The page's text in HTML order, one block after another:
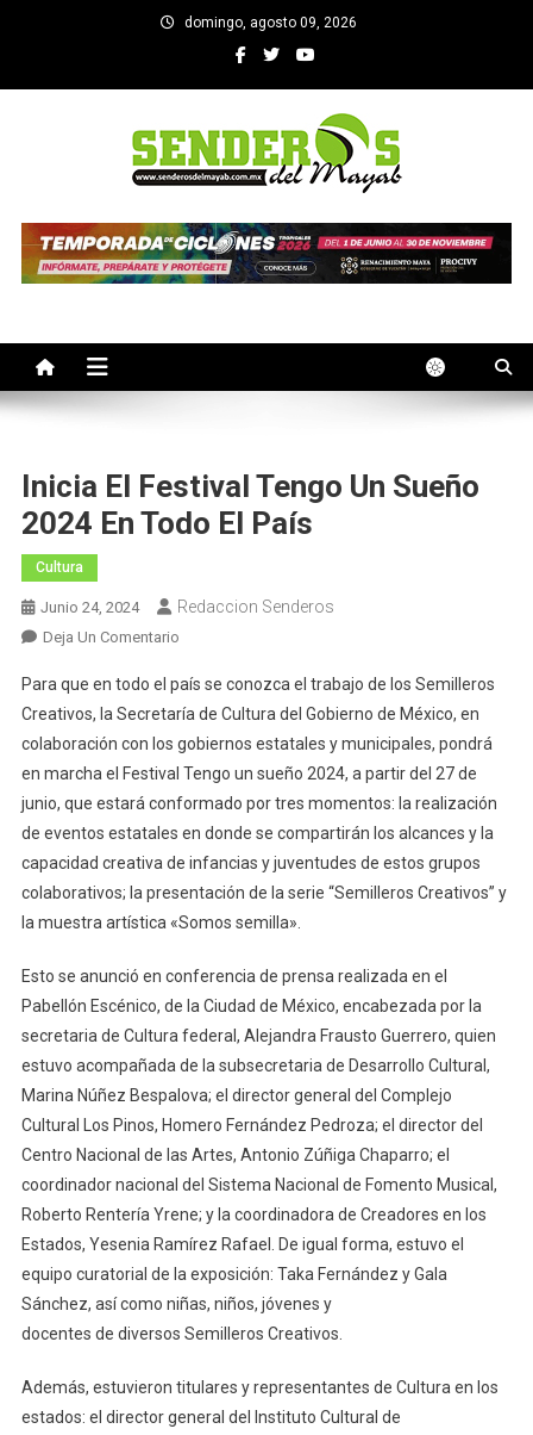
domingo, agosto 09, 2026
SENDEROS DEL MAYAB
Inicia El Festival Tengo Un Sueño
2024 En Todo El País
Cultura
Junio 24, 2024 Redaccion Senderos
Deja Un ComentarioEn
El
Festival
Tengo
Un
Sueño
2024
En
Para que en todo el país se conozca el trabajo de los Semilleros
Creativos, la Secretaría de Cultura del Gobierno de México, en
colaboración con los gobiernos estatales y municipales, pondrá
en marcha el Festival Tengo un sueño 2024, a partir del 27 de
junio, que estará conformado por tres momentos: la realización
de eventos estatales en donde se compartirán los alcances y la
capacidad creativa de infancias y juventudes de estos grupos
colaborativos; la presentación de la serie “Semilleros Creativos” y
la muestra artística «Somos semilla».
Esto se anunció en conferencia de prensa realizada en el
Pabellón Escénico, de la Ciudad de México, encabezada por la
secretaria de Cultura federal, Alejandra Frausto Guerrero, quien
estuvo acompañada de la subsecretaria de Desarrollo Cultural,
Marina Núñez Bespalova; el director general del Complejo
Cultural Los Pinos, Homero Fernández Pedroza; el director del
Centro Nacional de las Artes, Antonio Zúñiga Chaparro; el
coordinador nacional del Sistema Nacional de Fomento Musical,
Roberto Rentería Yrene; y la coordinadora de Creadores en los
Estados, Yesenia Ramírez Rafael. De igual forma, estuvo el
equipo curatorial de la exposición: Taka Fernández y Gala
Sánchez, así como niñas, niños, jóvenes y
docentes de diversos Semilleros Creativos.
Además, estuvieron titulares y representantes de Cultura en los
estados: el director general del Instituto Cultural de